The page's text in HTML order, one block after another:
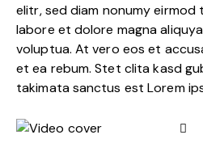
elitr, sed diam nonumy
labore et dolore magna
voluptua. At vero eos et
et ea rebum. Stet clita kasd
takimata sanctus est Lorem